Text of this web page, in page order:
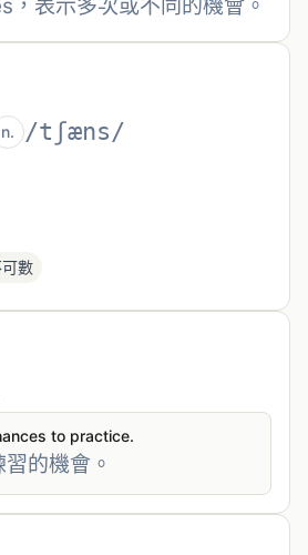
表示多次或不同的機會。
n. /tʃæns/
數
to practice.
的機會。